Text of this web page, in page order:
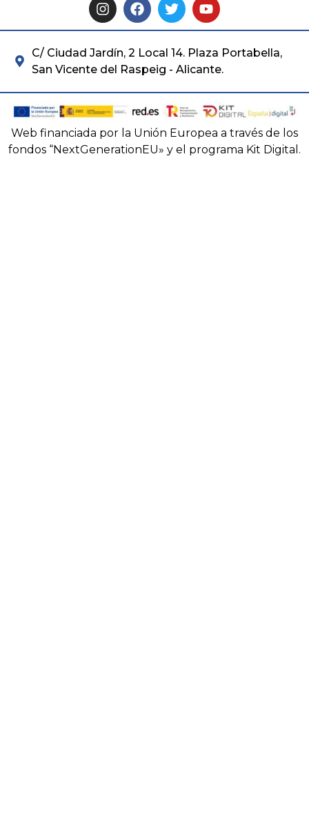
C/ Ciudad Jardín, 2 Local 14. Plaza Portabella,
San Vicente del Raspeig - Alicante.
Web financiada por la Unión Europea a través de los
fondos “NextGenerationEU» y el programa Kit Digital.